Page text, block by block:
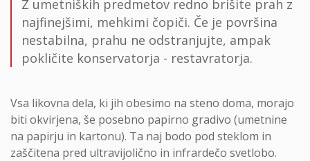
Z umetniških predmetov redno brišite prah z
najfinejšimi, mehkimi čopiči. Če je površina
nestabilna, prahu ne odstranjujte, ampak
pokličite konservatorja - restavratorja.
Vsa likovna dela, ki jih obesimo na steno doma, morajo
biti okvirjena, še posebno papirno gradivo (umetnine
na papirju in kartonu). Ta naj bodo pod steklom in
zaščitena pred ultravijolično in infrardečo svetlobo.